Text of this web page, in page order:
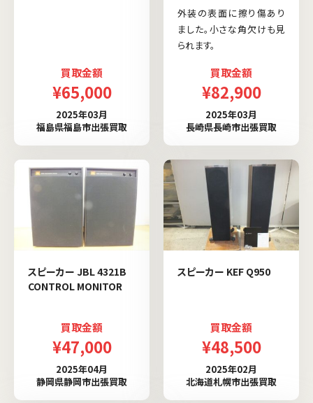
買取金額
¥65,000
2025年03月
福島県福島市出張買取
外装の表面に擦り傷あり
ました。小さな角欠けも見
られます。
買取金額
¥82,900
2025年03月
長崎県長崎市出張買取
スピーカー JBL 4321B
CONTROL MONITOR
買取金額
¥47,000
2025年04月
静岡県静岡市出張買取
スピーカー KEF Q950
買取金額
¥48,500
2025年02月
北海道札幌市出張買取